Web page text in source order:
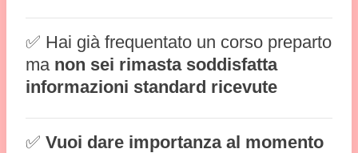
✅ Hai già frequentato un corso preparto
ma non sei rimasta soddisfatta
informazioni standard ricevute
✅ Vuoi dare importanza al momento